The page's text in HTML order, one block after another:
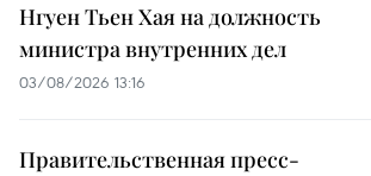
Нгуен Тьен Хая на должность
министра внутренних дел
03/08/2026 13:16
Правительственная пресс-